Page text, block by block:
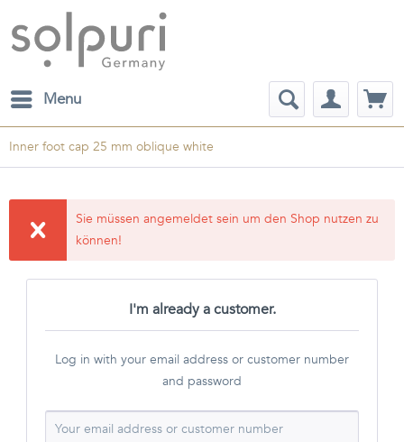
Menu
Inner foot cap 25 mm oblique white
Sie müssen angemeldet sein um den Shop nutzen zu
können!
I'm already a customer.
Log in with your email address or customer number
and password